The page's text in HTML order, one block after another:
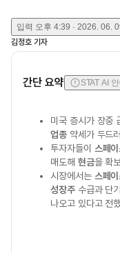
입력 오후 4:39 · 2026. 06.
김정호 기자
간단 요약 STAT AI 안
미국 증시가 장중
업종약세가 두드
투자자들이 스페
매도해 현금을 확
시장에서는 스페
성장주수급과 단
나오고 있다고 전